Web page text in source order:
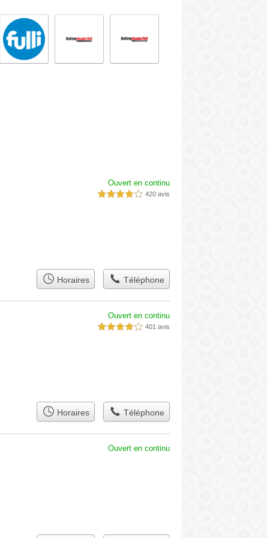
Ouvert en continu
4,0 étoiles sur 5 420 avis
Horaires Téléphone
Ouvert en continu
4,0 étoiles sur 5 401 avis
Horaires Téléphone
Ouvert en continu